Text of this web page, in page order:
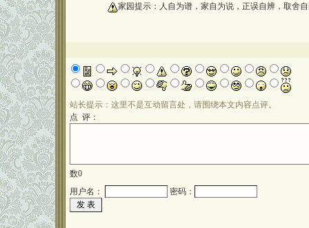
家园提示：人自为谱，家自为说，正误自辨，取舍
站长提示：这里不是互动留言处，请围绕本文内容点评。
点 评：
数0
用户名：
密码：